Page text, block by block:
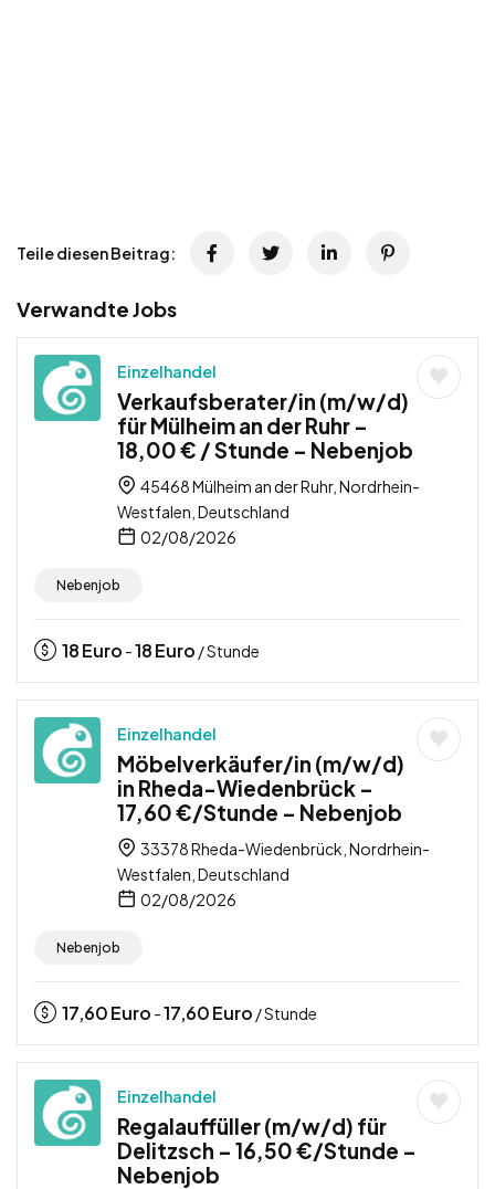
Teile diesen Beitrag:
Verwandte Jobs
Einzelhandel
Verkaufsberater/in (m/w/d)
für Mülheim an der Ruhr –
18,00 € / Stunde – Nebenjob
45468 Mülheim an der Ruhr, Nordrhein-
Westfalen, Deutschland
02/08/2026
Nebenjob
18Euro -18Euro / Stunde
Einzelhandel
Möbelverkäufer/in (m/w/d)
in Rheda-Wiedenbrück –
17,60 €/Stunde – Nebenjob
33378 Rheda-Wiedenbrück, Nordrhein-
Westfalen, Deutschland
02/08/2026
Nebenjob
17,60Euro -17,60Euro / Stunde
Einzelhandel
Regalauffüller (m/w/d) für
Delitzsch – 16,50 €/Stunde –
Nebenjob